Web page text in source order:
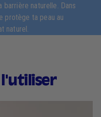
naturelle. Dans
protège ta peau au
naturel.